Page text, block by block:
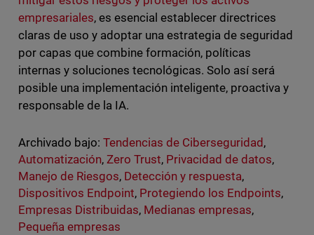
empresariales, es esencial establecer directrices
claras de uso y adoptar una estrategia de seguridad
por capas que combine formación, políticas
internas y soluciones tecnológicas. Solo así será
posible una implementación inteligente, proactiva y
responsable de la IA.
Archivado bajo: Tendencias de Ciberseguridad ,
Automatización, Zero Trust, Privacidad de datos,
Manejo de Riesgos, Detección y respuesta,
Dispositivos Endpoint, Protegiendo los Endpoints,
Empresas Distribuidas, Medianas empresas,
Pequeña empresas